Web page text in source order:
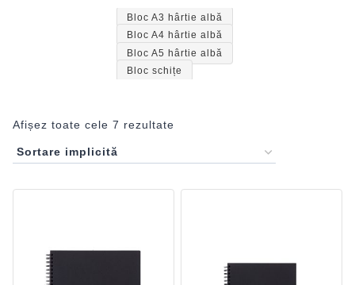
Afișez toate cele 7 rezultate
Bloc A3 hârtie albă
Bloc A4 hârtie albă
Bloc A5 hârtie albă
Bloc schițe